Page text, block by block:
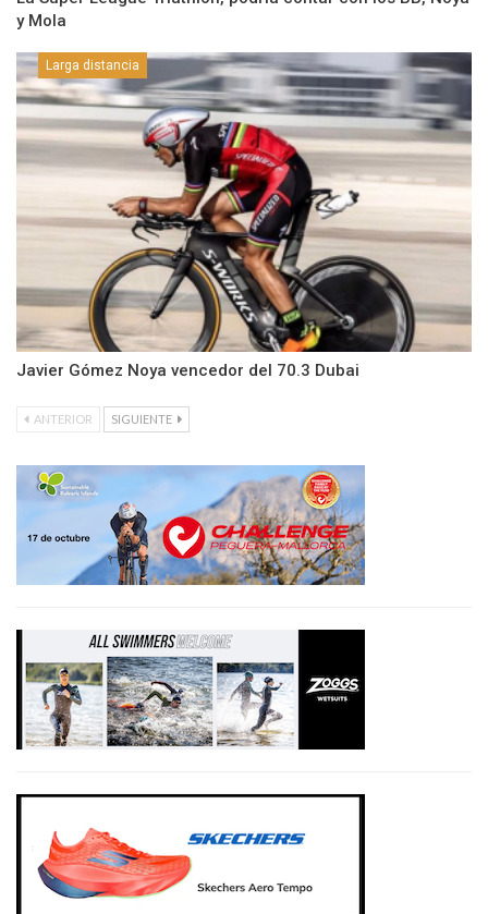
y Mola
Larga distancia
Javier Gómez Noya vencedor del 70.3 Dubai
ANTERIOR SIGUIENTE